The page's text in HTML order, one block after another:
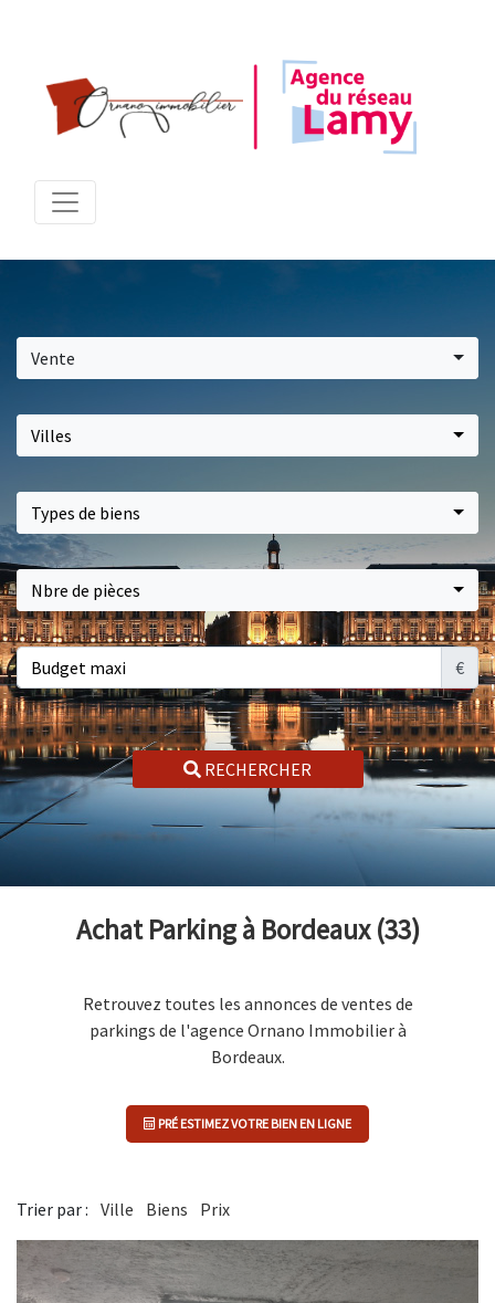
Vente
Villes
Types de biens
Nbre de pièces
€
RECHERCHER
Achat Parking à Bordeaux (33)
Retrouvez toutes les annonces de ventes de
parkings de l'agence Ornano Immobilier à
Bordeaux.
PRÉ ESTIMEZ VOTRE BIEN EN LIGNE
Trier par : Ville Biens Prix